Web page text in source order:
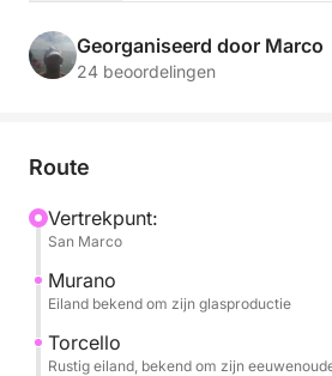
Tijdens de cruise geniet u van
Venetiaanse lagune en de tijdloze
De eerste stop is Murano,
glaswerk van dichtbij te bekijken
vaardigheden van de
creaties te bewonderen.
De rondvaart gaat verder naar
fascinerend eiland met duizend
Georganiseerd door Marco
24 beoordelingen
Route
Vertrekpunt:
San Marco
Murano
Eiland bekend om zijn glasproductie
Torcello
Rustig eiland, bekend om zijn